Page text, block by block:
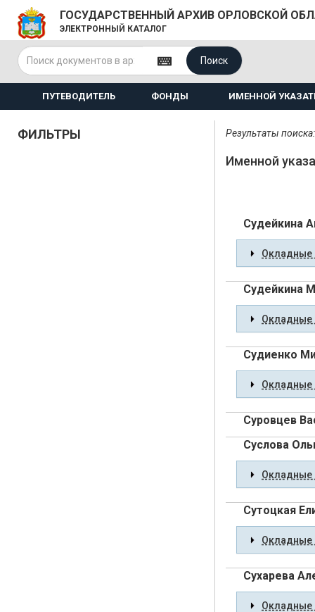
ГОСУДАРСТВЕННЫЙ АРХИВ ОРЛОВСКОЙ
ЭЛЕКТРОННЫЙ КАТАЛОГ
Поиск
ПУТЕВОДИТЕЛЬ ФОНДЫ ИМЕННОЙ
ФИЛЬТРЫ Результаты
Именной
Судейкина
Окладные
Судейкина
Окладные
Судиенко
Окладные
Суровцев
Суслова
Окладные
Сутоцкая
Окладные
Сухарева
Окладные